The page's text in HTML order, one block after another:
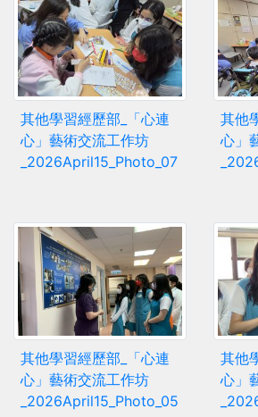
其他學習經歷部_「心連
心」藝術交流工作坊
_2026April15_Photo_07
其他
心」
其他學習經歷部_「心連
心」藝術交流工作坊
_2026April15_Photo_05
其他
心」